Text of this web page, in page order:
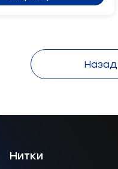
Назад
Нитки